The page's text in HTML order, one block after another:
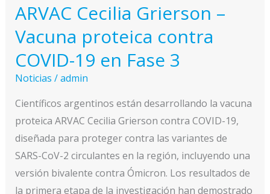
más
agresivo
cuándo
estará
disponible
en
el
país
ARVAC Cecilia Grierson –
Vacuna proteica contra
COVID-19 en Fase 3
Noticias /admin
Científicos argentinos están desarrollando la vacuna
proteica ARVAC Cecilia Grierson contra COVID-19,
diseñada para proteger contra las variantes de
SARS-CoV-2 circulantes en la región, incluyendo una
versión bivalente contra Ómicron. Los resultados de
la primera etapa de la investigación han demostrado